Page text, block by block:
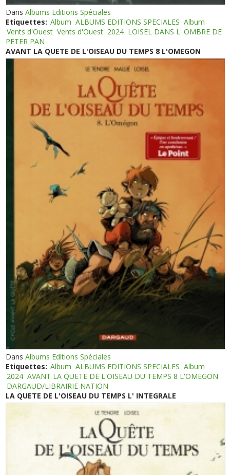
DansAlbums Editions Spéciales
Etiquettes: Album ALBUMS EDITIONS SPECIALES Album
Vents d'Ouest Vents d'Ouest 2024 LOISEL DANS L' OMBRE DE
PETER PAN
AVANT LA QUETE DE L'OISEAU DU TEMPS 8 L'OMEGON
DansAlbums Editions Spéciales
Etiquettes: Album ALBUMS EDITIONS SPECIALES Album
2024 AVANT LA QUETE DE L'OISEAU DU TEMPS 8 L'OMEGON
DARGAUD/LIBRAIRIE NATION
LA QUETE DE L'OISEAU DU TEMPS L' INTEGRALE